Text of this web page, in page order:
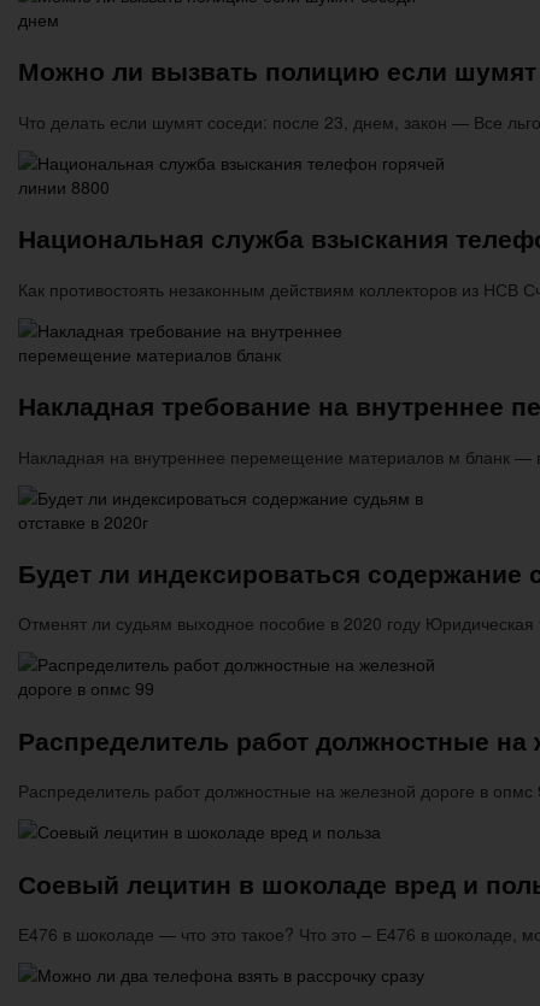
Можно ли вызвать полицию если
Что делать если шумят соседи: после 23, днем, закон — Все
Национальная служба взыскания
Как противостоять незаконным действиям коллекторов из НСВ
Накладная требование на внутреннее
Накладная на внутреннее перемещение материалов м
Будет ли индексироваться содержание
Отменят ли судьям выходное пособие в 2020 году
Распределитель работ должностные
Распределитель работ должностные на железной дороге в
Соевый лецитин в шоколаде вред и
Е476 в шоколаде — что это такое? Что это – Е476 в шоколаде,